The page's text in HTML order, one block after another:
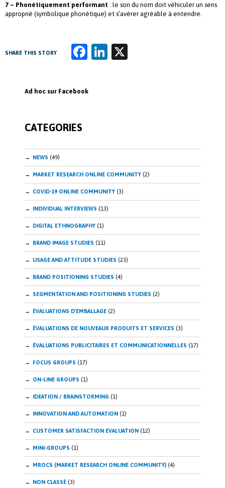
7 – Phonétiquement performant : le son du nom doit véhiculer un sens
approprié (symbolique phonétique) et s’avérer agréable à entendre.
SHARE THIS STORY
Fa
o
Li
Ad hoc sur Facebook
CATEGORIES
NEWS (49)
MARKET RESEARCH ONLINE COMMUNITY (2)
COVID-19 ONLINE COMMUNITY (3)
INDIVIDUAL INTERVIEWS (13)
DIGITAL ETHNOGRAPHY (1)
BRAND IMAGE STUDIES (11)
USAGE AND ATTITUDE STUDIES (23)
BRAND POSITIONING STUDIES (4)
SEGMENTATION AND POSITIONING STUDIES (2)
ÉVALUATIONS D'EMBALLAGE (2)
ÉVALUATIONS DE NOUVEAUX PRODUITS ET SERVICES (3)
ÉVALUATIONS PUBLICITAIRES ET COMMUNICATIONNELLES (17)
FOCUS GROUPS (17)
ON-LINE GROUPS (1)
IDEATION / BRAINSTORMING (1)
INNOVATION AND AUTOMATION (1)
CUSTOMER SATISFACTION EVALUATION (12)
MINI-GROUPS (1)
MROCS (MARKET RESEARCH ONLINE COMMUNITY) (4)
NON CLASSÉ (3)